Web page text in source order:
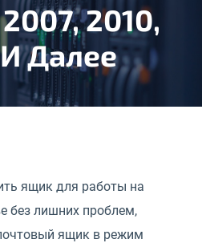
2010,
Далее
ящик для работы на
без лишних проблем,
ящик в режим